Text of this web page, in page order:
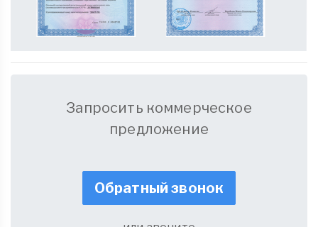
Запросить коммерческое
предложение
Обратный звонок